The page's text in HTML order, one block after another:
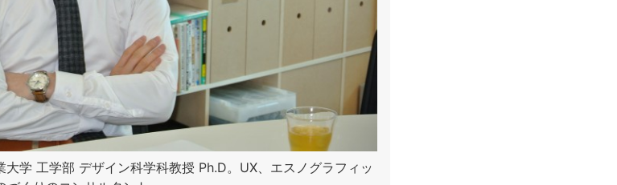
学 工学部 デザイン科学科教授 Ph.D。UX、エスノグラフィッ